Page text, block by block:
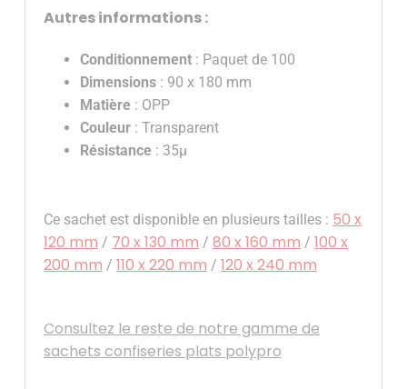
Autres informations :
Conditionnement: Paquet de 100
Dimensions: 90 x 180 mm
Matière : OPP
Couleur: Transparent
Résistance : 35µ
Ce sachet est disponible en plusieurs tailles : 50 x
120 mm / 70 x 130 mm / 80 x 160 mm / 100 x
200 mm / 110 x 220 mm / 120 x 240 mm
Consultez le reste de notre gamme de
sachets confiseries plats polypro